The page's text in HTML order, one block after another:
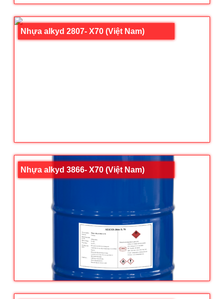
Nhựa alkyd 2807- X70 (Việt Nam)
Nhựa alkyd 3866- X70 (Việt Nam)